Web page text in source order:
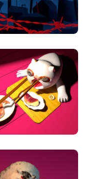
program, and
entirely different
you write better